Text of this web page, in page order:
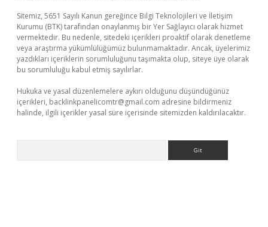
Sitemiz, 5651 Sayılı Kanun gereğince Bilgi Teknolojileri ve İletişim
Kurumu (BTK) tarafından onaylanmış bir Yer Sağlayıcı olarak hizmet
vermektedir. Bu nedenle, sitedeki içerikleri proaktif olarak denetleme
veya araştırma yükümlülüğümüz bulunmamaktadır. Ancak, üyelerimiz
yazdıkları içeriklerin sorumluluğunu taşımakta olup, siteye üye olarak
bu sorumluluğu kabul etmiş sayılırlar.
Hukuka ve yasal düzenlemelere aykırı olduğunu düşündüğünüz
içerikleri, backlinkpanelicomtr@gmail.com adresine bildirmeniz
halinde, ilgili içerikler yasal süre içerisinde sitemizden kaldırılacaktır.